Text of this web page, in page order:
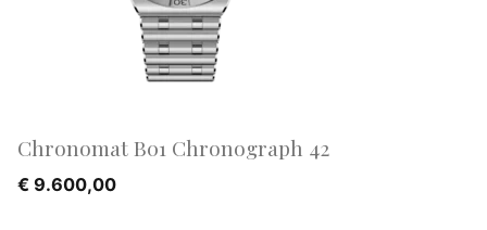
Chronomat B01 Chronograph 42
€ 9.600,00